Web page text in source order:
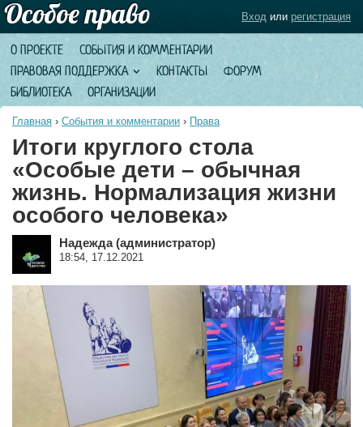
О ПРОЕКТЕ
СОБЫТИЯ И КОММЕНТАРИИ
ПРАВОВАЯ ПОДДЕРЖКА
КОНТАКТЫ
ФОРУМ
БИБЛИОТЕКА
ОРГАНИЗАЦИИ
Вход или регистрация
Главная › События и комментарии › Права
Итоги круглого стола
«Особые дети – обычная
жизнь. Нормализация жизни
особого человека»
Надежда (администратор)
18:54, 17.12.2021